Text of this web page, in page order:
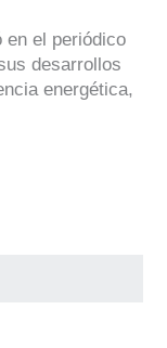
en el periódico
desarrollos
energética,